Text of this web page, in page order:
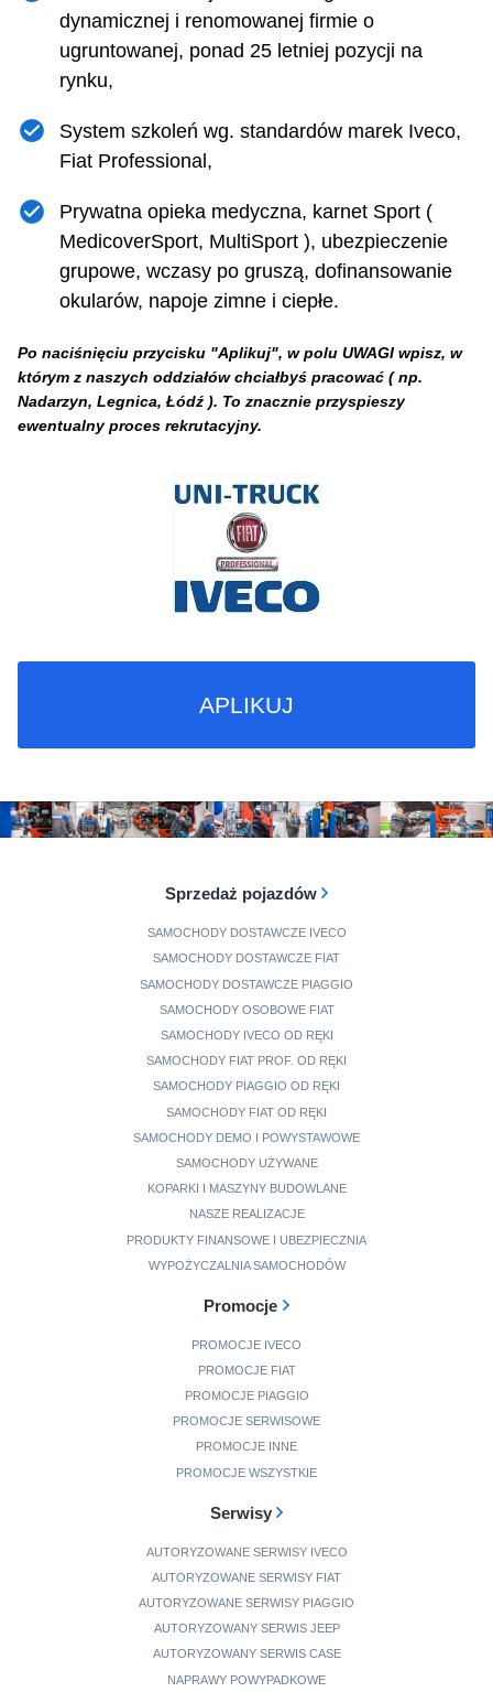
dynamicznej i renomowanej firmie o
ugruntowanej, ponad 25 letniej pozycji na
rynku,
System szkoleń wg. standardów marek Iveco,
Fiat Professional,
Prywatna opieka medyczna, karnet Sport (
MedicoverSport, MultiSport ), ubezpieczenie
grupowe, wczasy po gruszą, dofinansowanie
okularów, napoje zimne i ciepłe.
Po naciśnięciu przycisku "Aplikuj", wpolu UWAGI wpisz, w
którym z naszych oddziałów chciałbyś pracować ( np.
Nadarzyn, Legnica, Łódź ). To znacznie przyspieszy
ewentualny proces rekrutacyjny.
APLIKUJ
Sprzedaż pojazdów
SAMOCHODY DOSTAWCZE IVECO
SAMOCHODY DOSTAWCZE FIAT
SAMOCHODY DOSTAWCZE PIAGGIO
SAMOCHODY OSOBOWE FIAT
SAMOCHODY IVECO OD RĘKI
SAMOCHODY FIAT PROF. OD RĘKI
SAMOCHODY PIAGGIO OD RĘKI
SAMOCHODY FIAT OD RĘKI
SAMOCHODY DEMO I POWYSTAWOWE
SAMOCHODY UŻYWANE
KOPARKI I MASZYNY BUDOWLANE
NASZE REALIZACJE
PRODUKTY FINANSOWE I UBEZPIECZNIA
WYPOŻYCZALNIA SAMOCHODÓW
Promocje
PROMOCJE IVECO
PROMOCJE FIAT
PROMOCJE PIAGGIO
PROMOCJE SERWISOWE
PROMOCJE INNE
PROMOCJE WSZYSTKIE
Serwisy
AUTORYZOWANE SERWISY IVECO
AUTORYZOWANE SERWISY FIAT
AUTORYZOWANE SERWISY PIAGGIO
AUTORYZOWANY SERWIS JEEP
AUTORYZOWANY SERWIS CASE
NAPRAWY POWYPADKOWE